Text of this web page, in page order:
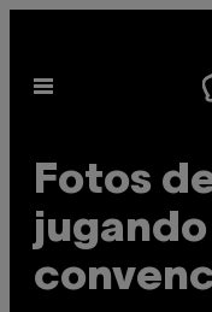
contenido
Abrir
Fotos